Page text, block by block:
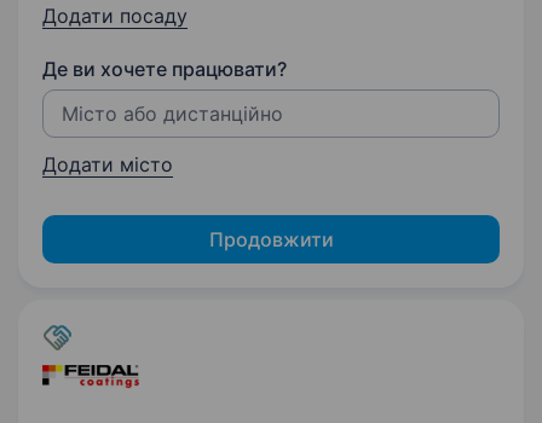
Додати посаду
Де ви хочете працювати?
Додати місто
Продовжити